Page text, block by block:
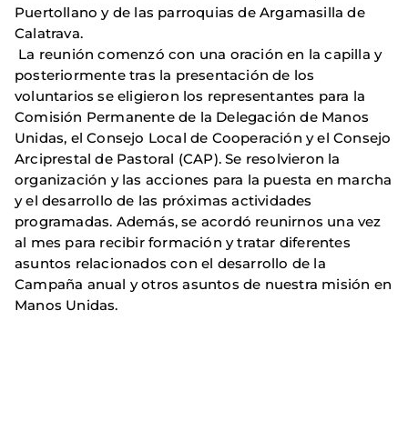
Puertollano y de las parroquias de Argamasilla de
Calatrava.
La reunión comenzó con una oración en la capilla y
posteriormente tras la presentación de los
voluntarios se eligieron los representantes para la
Comisión Permanente de la Delegación de Manos
Unidas, el Consejo Local de Cooperación y el Consejo
Arciprestal de Pastoral (CAP). Se resolvieron la
organización y las acciones para la puesta en marcha
y el desarrollo de las próximas actividades
programadas. Además, se acordó reunirnos una vez
al mes para recibir formación y tratar diferentes
asuntos relacionados con el desarrollo de la
Campaña anual y otros asuntos de nuestra misión en
Manos Unidas.